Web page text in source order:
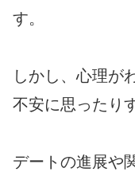
す。
しかし、心理が
不安に思ったり
デートの進展や